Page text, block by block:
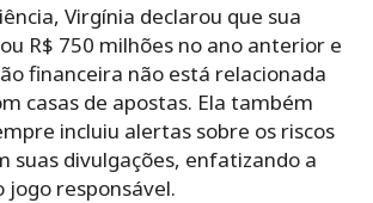
Virgínia declarou que sua
R$ 750 milhões no ano anterior e
financeira não está relacionada
casas de apostas. Ela também
incluiu alertas sobre os riscos
suas divulgações, enfatizando a
responsável.